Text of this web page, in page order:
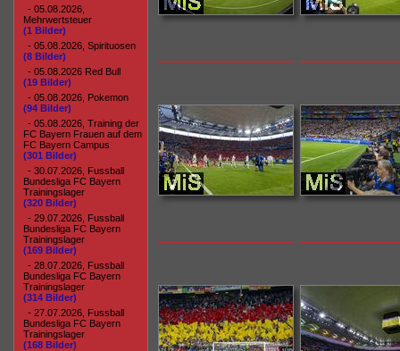
- 05.08.2026,
Mehrwertsteuer
(1 Bilder)
- 05.08.2026, Spirituosen
(8 Bilder)
- 05.08.2026 Red Bull
(19 Bilder)
- 05.08.2026, Pokemon
(94 Bilder)
- 05.08.2026, Training der
FC Bayern Frauen auf dem
FC Bayern Campus
(301 Bilder)
- 30.07.2026, Fussball
Bundesliga FC Bayern
Trainingslager
(320 Bilder)
- 29.07.2026, Fussball
Bundesliga FC Bayern
Trainingslager
(169 Bilder)
- 28.07.2026, Fussball
Bundesliga FC Bayern
Trainingslager
(314 Bilder)
- 27.07.2026, Fussball
Bundesliga FC Bayern
Trainingslager
(168 Bilder)